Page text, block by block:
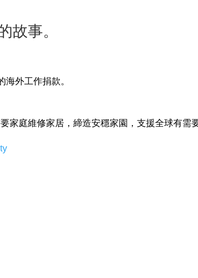
故事。
海外工作捐款。
家庭維修家居，締造安穩家園，支援全球有需